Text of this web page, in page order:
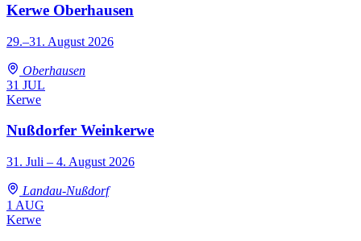
Kerwe Oberhausen
29.–31. August 2026
Oberhausen
31 JUL
Kerwe
Nußdorfer Weinkerwe
31. Juli – 4. August 2026
Landau-Nußdorf
1 AUG
Kerwe